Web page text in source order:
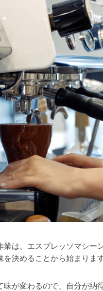
業は、エスプレッソマシー
決めることから始まります
味が変わるので、自分が納